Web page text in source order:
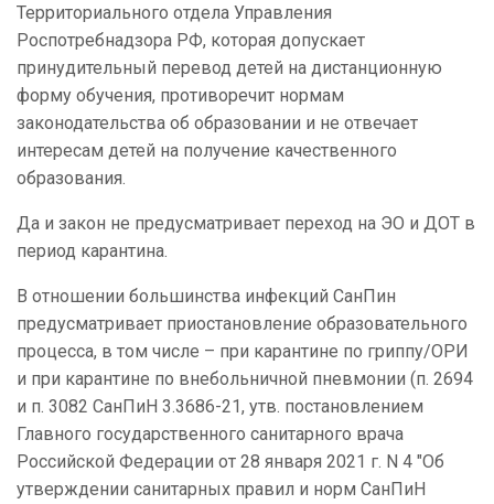
Территориального отдела Управления
Роспотребнадзора РФ, которая допускает
принудительный перевод детей на дистанционную
форму обучения, противоречит нормам
законодательства об образовании и не отвечает
интересам детей на получение качественного
образования.
Да и закон не предусматривает переход на ЭО и ДОТ в
период карантина.
В отношении большинства инфекций СанПин
предусматривает приостановление образовательного
процесса, в том числе – при карантине по гриппу/ОРИ
и при карантине по внебольничной пневмонии (п. 2694
и п. 3082 СанПиН 3.3686-21, утв. постановлением
Главного государственного санитарного врача
Российской Федерации от 28 января 2021 г. N 4 "Об
утверждении санитарных правил и норм СанПиН